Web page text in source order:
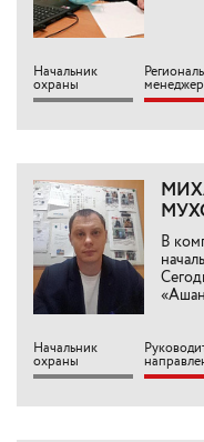
Начальник
охраны менеджер
В
Начальник
охраны